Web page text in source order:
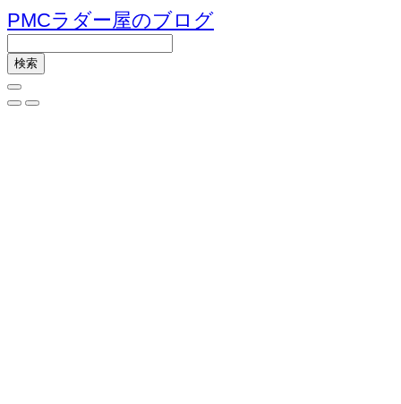
PMCラダー屋のブログ